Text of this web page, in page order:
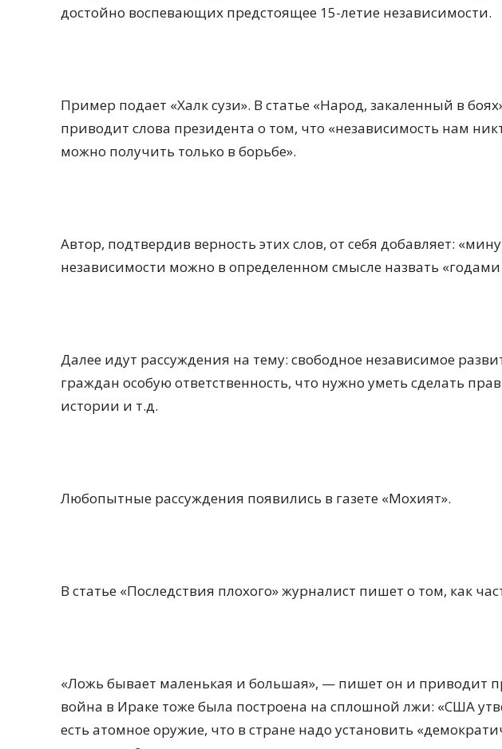
достойно воспевающих предстоящее 15-летие независимости.
Пример подает «Халк сузи». В статье «Народ, закаленный в
приводит слова президента о том, что «независимость нам
можно получить только в борьбе».
Автор, подтвердив верность этих слов, от себя добавляет:
независимости можно в определенном смысле назвать
Далее идут рассуждения на тему: свободное независимое
граждан особую ответственность, что нужно уметь сделать
истории и т.д.
Любопытные рассуждения появились в газете «Мохият».
В статье «Последствия плохого» журналист пишет о том, как
«Ложь бывает маленькая и большая», — пишет он и приводит
война в Ираке тоже была построена на сплошной лжи: «США
есть атомное оружие, что в стране надо установить